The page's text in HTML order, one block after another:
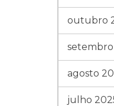
outubro
agosto
julho